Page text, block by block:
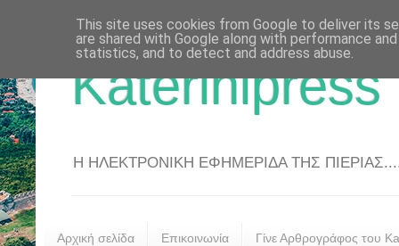
Katerinipress
Η ΗΛΕΚΤΡΟΝΙΚΗ ΕΦΗΜΕΡΙΔΑ ΤΗΣ
Αρχική σελίδα Επικοινωνία Γίνε Αρθρογράφος του
This site uses cookies from Google to deliver its
are shared with Google along with performance
statistics, and to detect and address abuse.